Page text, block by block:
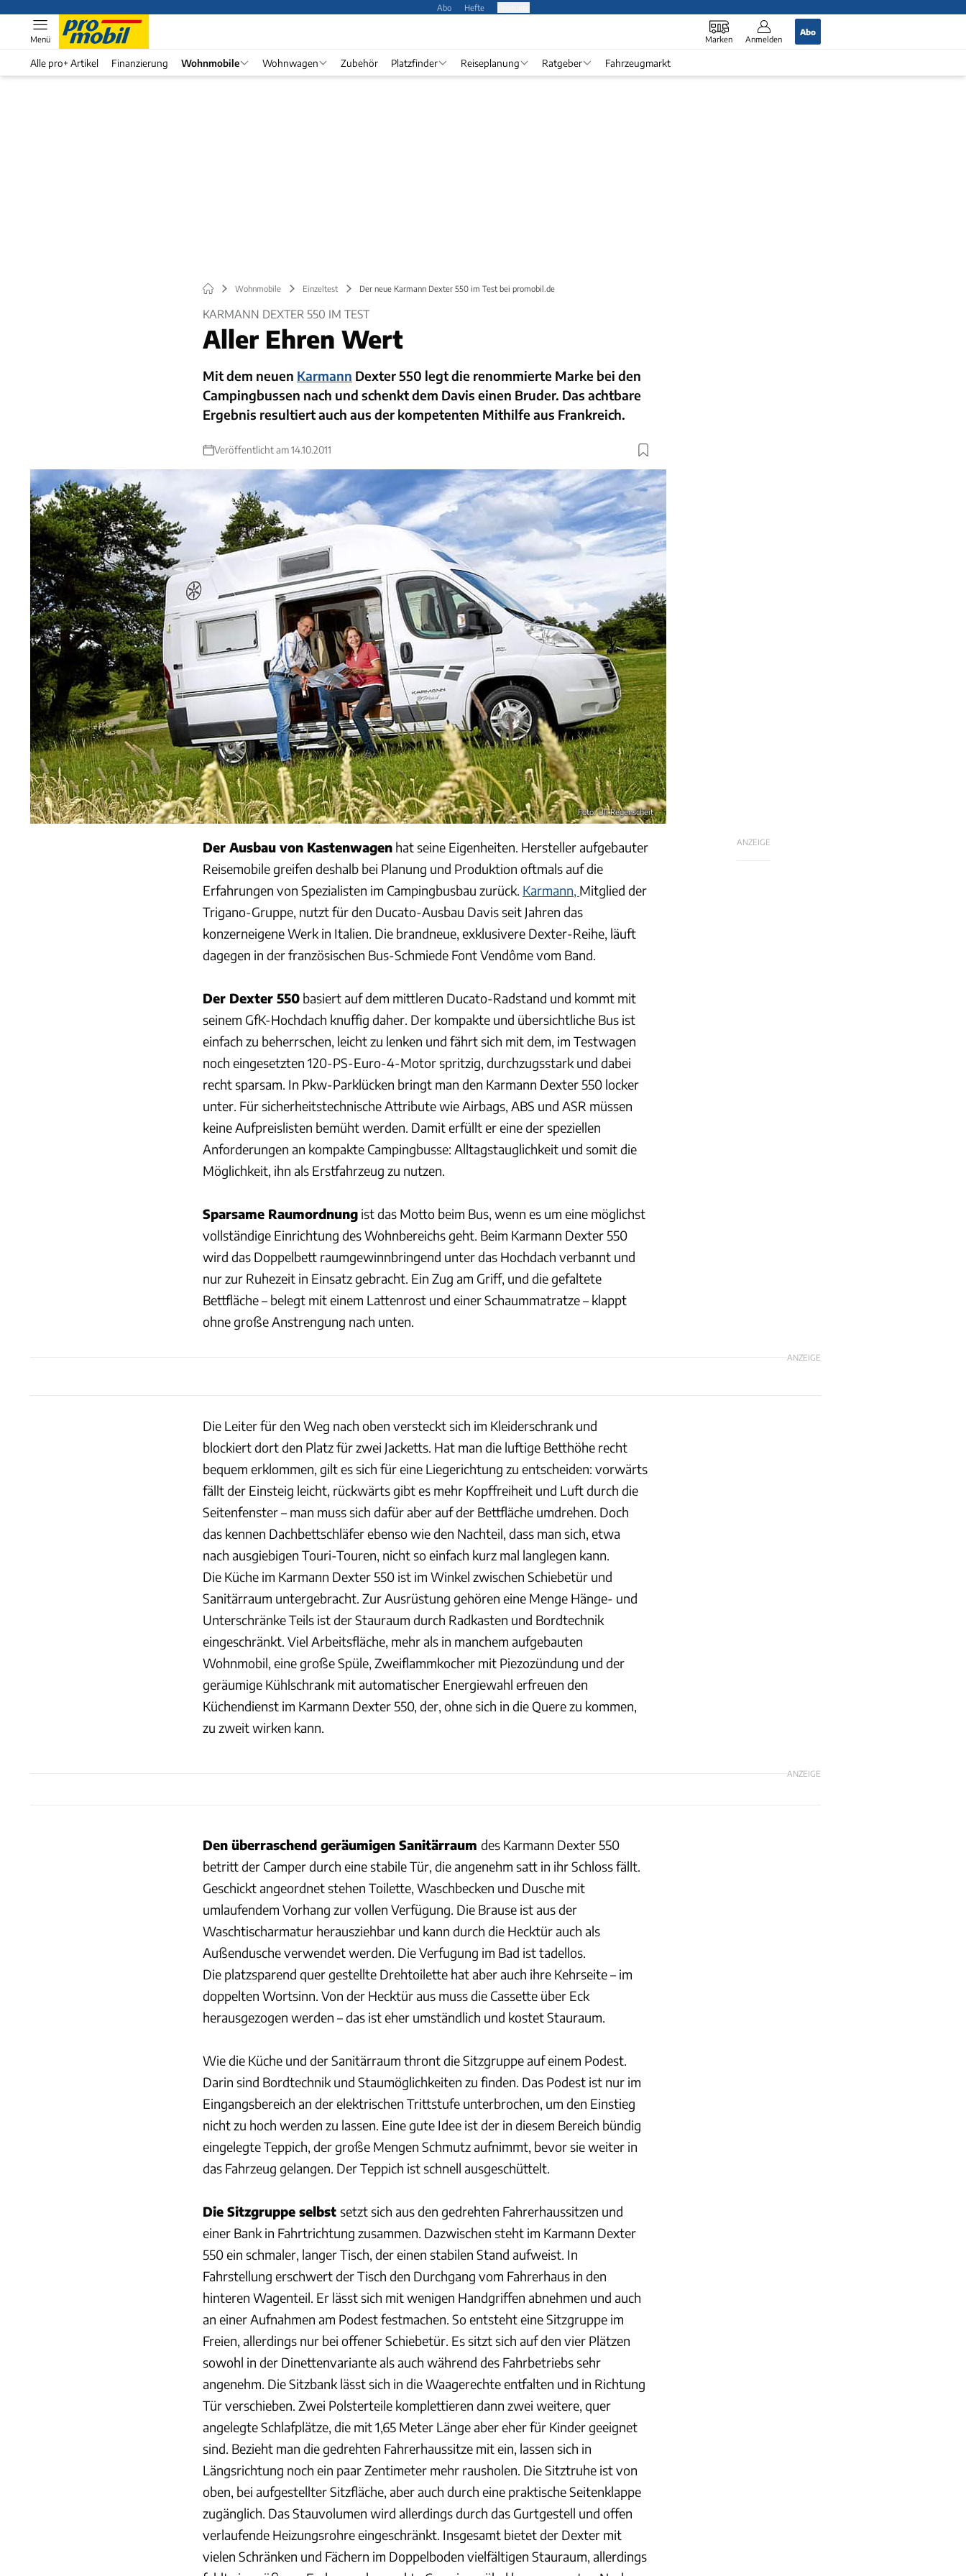
Abo Hefte
Marken Anmelden
Abo
Menü
Alle pro+ Artikel Finanzierung Wohnmobile Wohnwagen Zubehör Platzfinder Reiseplanung Ratgeber Fahrzeugmarkt
Wohnmobile Einzeltest Der neue Karmann Dexter 550 im Test bei promobil.de
KARMANN DEXTER 550 IM TEST
Aller Ehren Wert
Mit dem neuen Karmann Dexter 550 legt die renommierte Marke bei den
Campingbussen nach und schenkt dem Davis einen Bruder. Das achtbare
Ergebnis resultiert auch aus der kompetenten Mithilfe aus Frankreich.
Veröffentlicht am 14.10.2011
Foto: Uli Regenscheit
ANZEIGE
Der Ausbau von Kastenwagen hat seine Eigenheiten. Hersteller aufgebauter
Reisemobile greifen deshalb bei Planung und Produktion oftmals auf die
Erfahrungen von Spezialisten im Campingbusbau zurück. Karmann, Mitglied der
Trigano-Gruppe, nutzt für den Ducato-Ausbau Davis seit Jahren das
konzerneigene Werk in Italien. Die brandneue, exklusivere Dexter-Reihe, läuft
dagegen in der französischen Bus-Schmiede Font Vendôme vom Band.
Der Dexter 550 basiert auf dem mittleren Ducato-Radstand und kommt mit
seinem GfK-Hochdach knuffig daher. Der kompakte und übersichtliche Bus ist
einfach zu beherrschen, leicht zu lenken und fährt sich mit dem, im Testwagen
noch eingesetzten 120-PS-Euro-4-Motor spritzig, durchzugsstark und dabei
recht sparsam. In Pkw-Parklücken bringt man den Karmann Dexter 550 locker
unter. Für sicherheitstechnische Attribute wie Airbags, ABS und ASR müssen
keine Aufpreislisten bemüht werden. Damit erfüllt er eine der speziellen
Anforderungen an kompakte Campingbusse: Alltagstauglichkeit und somit die
Möglichkeit, ihn als Erstfahrzeug zu nutzen.
Sparsame Raumordnung ist das Motto beim Bus, wenn es um eine möglichst
vollständige Einrichtung des Wohnbereichs geht. Beim Karmann Dexter 550
wird das Doppelbett raumgewinnbringend unter das Hochdach verbannt und
nur zur Ruhezeit in Einsatz gebracht. Ein Zug am Griff, und die gefaltete
Bettfläche – belegt mit einem Lattenrost und einer Schaummatratze – klappt
ohne große Anstrengung nach unten.
ANZEIGE
Die Leiter für den Weg nach oben versteckt sich im Kleiderschrank und
blockiert dort den Platz für zwei Jacketts. Hat man die luftige Betthöhe recht
bequem erklommen, gilt es sich für eine Liegerichtung zu entscheiden: vorwärts
fällt der Einsteig leicht, rückwärts gibt es mehr Kopffreiheit und Luft durch die
Seitenfenster – man muss sich dafür aber auf der Bettfläche umdrehen. Doch
das kennen Dachbettschläfer ebenso wie den Nachteil, dass man sich, etwa
nach ausgiebigen Touri-Touren, nicht so einfach kurz mal langlegen kann.
Die Küche im Karmann Dexter 550 ist im Winkel zwischen Schiebetür und
Sanitärraum untergebracht. Zur Ausrüstung gehören eine Menge Hänge- und
Unterschränke Teils ist der Stauraum durch Radkasten und Bordtechnik
eingeschränkt. Viel Arbeitsfläche, mehr als in manchem aufgebauten
Wohnmobil, eine große Spüle, Zweiflammkocher mit Piezozündung und der
geräumige Kühlschrank mit automatischer Energiewahl erfreuen den
Küchendienst im Karmann Dexter 550, der, ohne sich in die Quere zu kommen,
zu zweit wirken kann.
ANZEIGE
Den überraschend geräumigen Sanitärraum des Karmann Dexter 550
betritt der Camper durch eine stabile Tür, die angenehm satt in ihr Schloss fällt.
Geschickt angeordnet stehen Toilette, Waschbecken und Dusche mit
umlaufendem Vorhang zur vollen Verfügung. Die Brause ist aus der
Waschtischarmatur herausziehbar und kann durch die Hecktür auch als
Außendusche verwendet werden. Die Verfugung im Bad ist tadellos.
Die platzsparend quer gestellte Drehtoilette hat aber auch ihre Kehrseite – im
doppelten Wortsinn. Von der Hecktür aus muss die Cassette über Eck
herausgezogen werden – das ist eher umständlich und kostet Stauraum.
Wie die Küche und der Sanitärraum thront die Sitzgruppe auf einem Podest.
Darin sind Bordtechnik und Staumöglichkeiten zu finden. Das Podest ist nur im
Eingangsbereich an der elektrischen Trittstufe unterbrochen, um den Einstieg
nicht zu hoch werden zu lassen. Eine gute Idee ist der in diesem Bereich bündig
eingelegte Teppich, der große Mengen Schmutz aufnimmt, bevor sie weiter in
das Fahrzeug gelangen. Der Teppich ist schnell ausgeschüttelt.
Die Sitzgruppe selbst setzt sich aus den gedrehten Fahrerhaussitzen und
einer Bank in Fahrtrichtung zusammen. Dazwischen steht im Karmann Dexter
550 ein schmaler, langer Tisch, der einen stabilen Stand aufweist. In
Fahrstellung erschwert der Tisch den Durchgang vom Fahrerhaus in den
hinteren Wagenteil. Er lässt sich mit wenigen Handgriffen abnehmen und auch
an einer Aufnahmen am Podest festmachen. So entsteht eine Sitzgruppe im
Freien, allerdings nur bei offener Schiebetür. Es sitzt sich auf den vier Plätzen
sowohl in der Dinettenvariante als auch während des Fahrbetriebs sehr
angenehm. Die Sitzbank lässt sich in die Waagerechte entfalten und in Richtung
Tür verschieben. Zwei Polsterteile komplettieren dann zwei weitere, quer
angelegte Schlafplätze, die mit 1,65 Meter Länge aber eher für Kinder geeignet
sind. Bezieht man die gedrehten Fahrerhaussitze mit ein, lassen sich in
Längsrichtung noch ein paar Zentimeter mehr rausholen. Die Sitztruhe ist von
oben, bei aufgestellter Sitzfläche, aber auch durch eine praktische Seitenklappe
zugänglich. Das Stauvolumen wird allerdings durch das Gurtgestell und offen
verlaufende Heizungsrohre eingeschränkt. Insgesamt bietet der Dexter mit
vielen Schränken und Fächern im Doppelboden vielfältigen Stauraum, allerdings